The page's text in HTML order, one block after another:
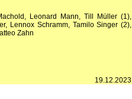
Leonard Mann, Till Müller (1),
Lennox Schramm, Tamilo Singer (2),
Zahn
19.12.2023